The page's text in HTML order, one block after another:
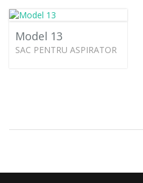
Model 13
SAC PENTRU ASPIRATOR